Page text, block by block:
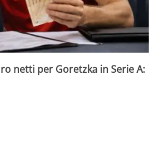
netti per Goretzka in Serie A: